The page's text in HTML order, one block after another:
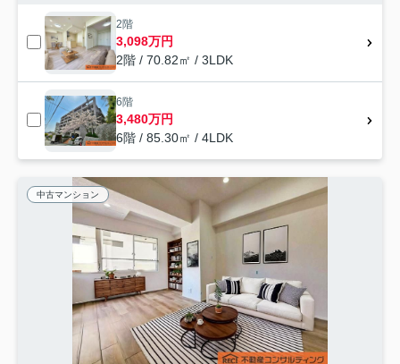
2階
3,098万円
2階 / 70.82㎡ / 3LDK
6階
3,480万円
6階 / 85.30㎡ / 4LDK
中古マンション